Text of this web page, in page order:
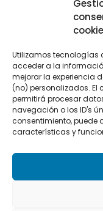
Utilizamos tecnologías
acceder a la
mejorar la experiencia
(no) personalizados. El
permitirá procesar
navegación o los ID's
consentimiento, puede
características y
CONTACTO
+34 662 342
SÍGUENOS